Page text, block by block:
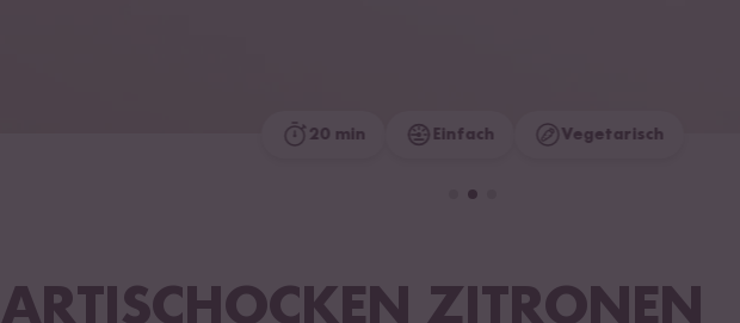
20 min Einfach Vegetarisch
ARTISCHOCKEN ZITRONEN